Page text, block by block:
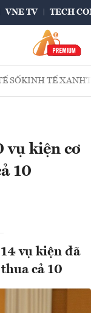
VNE TV TECH
SỐKINH TẾ XANH
vụ kiện cơ
10
vụ kiện đã
cả 10